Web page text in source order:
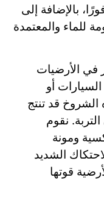
بالإضافة إلى
للماء والمعتمدة
في الأرضيات
أو
الشروخ قد تنتج
نقوم
ومونة
الشديد
قوتها